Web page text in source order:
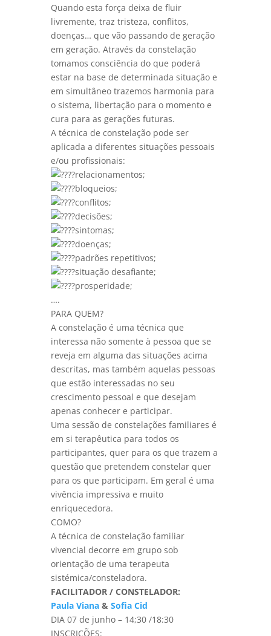
Quando esta força deixa de fluir
livremente, traz tristeza, conflitos,
doenças… que vão passando de geração
em geração. Através da constelação
tomamos consciência do que poderá
estar na base de determinada situação e
em simultâneo trazemos harmonia para
o sistema, libertação para o momento e
cura para as gerações futuras.
A técnica de constelação pode ser
aplicada a diferentes situações pessoais
e/ou profissionais:
relacionamentos;
bloqueios;
conflitos;
decisões;
sintomas;
doenças;
padrões repetitivos;
situação desafiante;
prosperidade;
….
PARA QUEM?
A constelação é uma técnica que
interessa não somente à pessoa que se
reveja em alguma das situações acima
descritas, mas também aquelas pessoas
que estão interessadas no seu
crescimento pessoal e que desejam
apenas conhecer e participar.
Uma sessão de constelações familiares é
em si terapêutica para todos os
participantes, quer para os que trazem a
questão que pretendem constelar quer
para os que participam. Em geral é uma
vivência impressiva e muito
enriquecedora.
COMO?
A técnica de constelação familiar
vivencial decorre em grupo sob
orientação de uma terapeuta
sistémica/consteladora.
FACILITADOR / CONSTELADOR:
Paula Viana & Sofia Cid
DIA 07 de junho – 14;30 /18:30
INSCRIÇÕES: